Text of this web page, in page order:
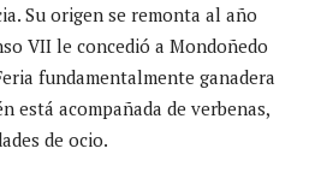
Su origen se remonta al año
VII le concedió a Mondoñedo
fundamentalmente ganadera
está acompañada de verbenas,
de ocio.